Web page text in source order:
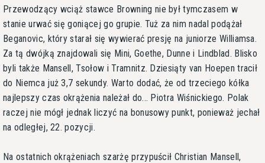
Przewodzący wciąż stawce Browning nie był tymczasem w
stanie urwać się goniącej go grupie. Tuż za nim nadal podążał
Beganovic, który starał się wywierać presję na juniorze Williamsa.
Za tą dwójką znajdowali się Mini, Goethe, Dunne i Lindblad. Blisko
byli także Mansell, Tsołow i Tramnitz. Dziesiąty van Hoepen tracił
do Niemca już 3,7 sekundy. Warto dodać, że od trzeciego kółka
najlepszy czas okrążenia należał do... Piotra Wiśnickiego. Polak
raczej nie mógł jednak liczyć na bonusowy punkt, ponieważ jechał
na odległej, 22. pozycji.
Na ostatnich okrążeniach szarżę przypuścił Christian Mansell,